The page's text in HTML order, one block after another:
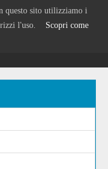
sito utilizziamo i
l'uso. Scopri come